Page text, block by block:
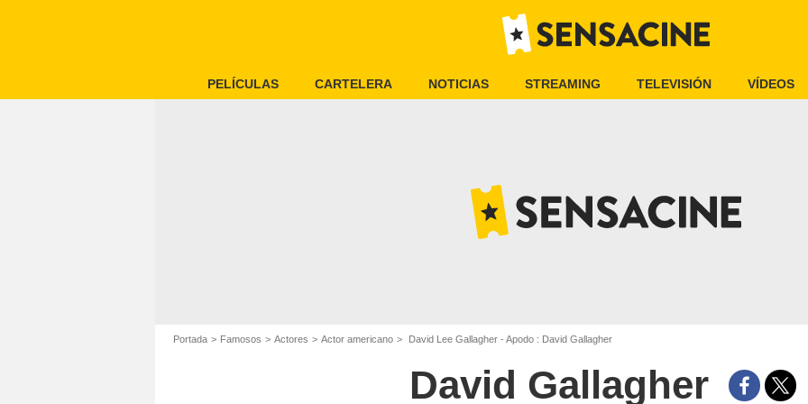
PELÍCULAS CARTELERA NOTICIAS STREAMING TELEVISIÓN VÍDEOS
Portada Famosos Actores Actor americano David Lee Gallagher - Apodo : David Gallagher
David Gallagher